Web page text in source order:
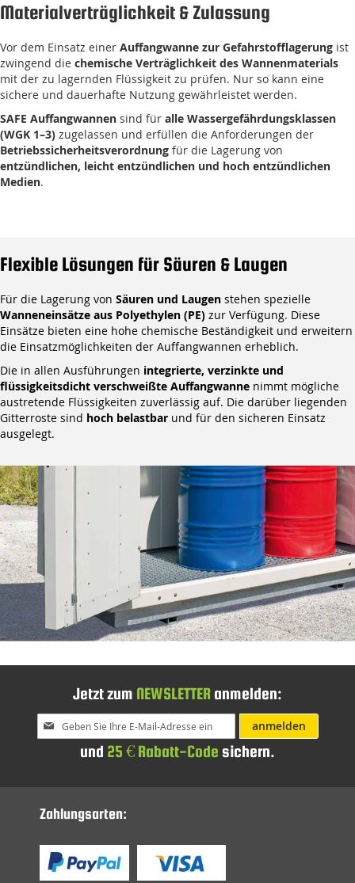
Materialverträglichkeit & Zulassung
Vor dem Einsatz einer Auffangwanne zur Gefahrstofflagerung ist
zwingend die chemische Verträglichkeit des Wannenmaterials
mit der zu lagernden Flüssigkeit zu prüfen. Nur so kann eine
sichere und dauerhafte Nutzung gewährleistet werden.
SAFE Auffangwannen sind für alle Wassergefährdungsklassen
(WGK 1–3) zugelassen und erfüllen die Anforderungen der
Betriebssicherheitsverordnung für die Lagerung von
entzündlichen, leicht entzündlichen und hoch entzündlichen
Medien.
Flexible Lösungen für Säuren & Laugen
Für die Lagerung von Säuren und Laugen stehen spezielle
Wanneneinsätze aus Polyethylen (PE) zur Verfügung. Diese
Einsätze bieten eine hohe chemische Beständigkeit und erweitern
die Einsatzmöglichkeiten der Auffangwannen erheblich.
Die in allen Ausführungen integrierte, verzinkte und
flüssigkeitsdicht verschweißte Auffangwanne nimmt mögliche
austretende Flüssigkeiten zuverlässig auf. Die darüber liegenden
Gitterroste sind hoch belastbar und für den sicheren Einsatz
ausgelegt.
Jetzt zum NEWSLETTER anmelden:
Melden
Sie
an:
anmelden
und 25 € Rabatt-Code sichern.
Zahlungsarten: